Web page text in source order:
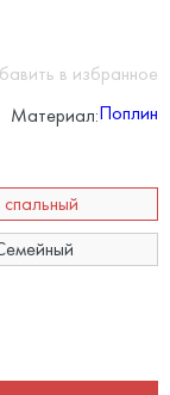
в избранное
Материал:Поплин